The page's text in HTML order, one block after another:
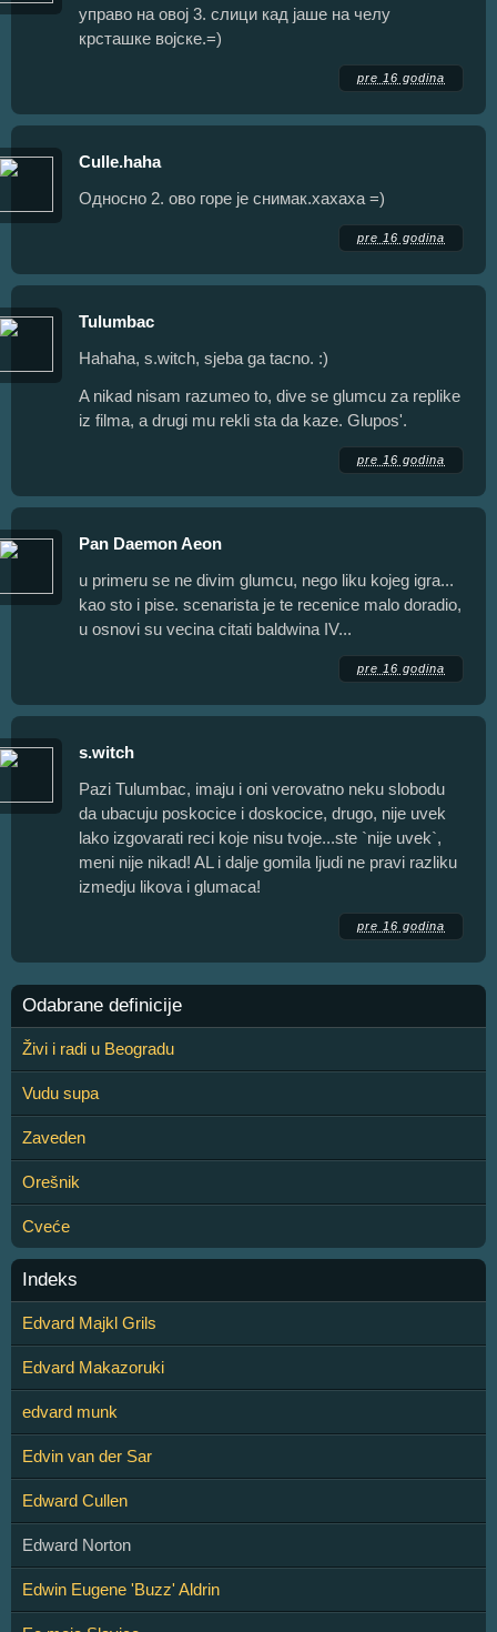
управо на овој 3. слици кад јаше на челу
крсташке војске.=)
pre 16 godina
Culle.haha
Односно 2. ово горе је снимак.хахаха =)
pre 16 godina
Tulumbac
Hahaha, s.witch, sjeba ga tacno. :)
A nikad nisam razumeo to, dive se glumcu za replike
iz filma, a drugi mu rekli sta da kaze. Glupos'.
pre 16 godina
Pan Daemon Aeon
u primeru se ne divim glumcu, nego liku kojeg igra...
kao sto i pise. scenarista je te recenice malo doradio,
u osnovi su vecina citati baldwina IV...
pre 16 godina
s.witch
Pazi Tulumbac, imaju i oni verovatno neku slobodu
da ubacuju poskocice i doskocice, drugo, nije uvek
lako izgovarati reci koje nisu tvoje...ste `nije uvek`,
meni nije nikad! AL i dalje gomila ljudi ne pravi razliku
izmedju likova i glumaca!
pre 16 godina
Odabrane definicije
Živi i radi u Beogradu
Vudu supa
Zaveden
Orešnik
Cveće
Indeks
Edvard Majkl Grils
Edvard Makazoruki
edvard munk
Edvin van der Sar
Edward Cullen
Edward Norton
Edwin Eugene 'Buzz' Aldrin